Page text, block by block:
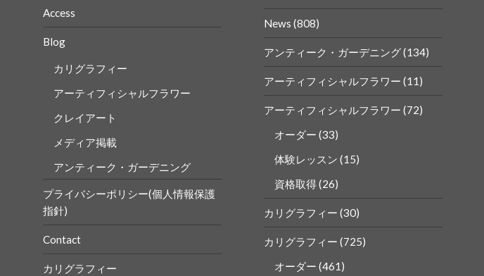
Access
Blog
カリグラフィー
アーティフィシャルフラワー
クレイアート
メディア掲載
アンティーク・ガーデニング
プライバシーポリシー(個人情報保護
指針)
Contact
カリグラフィー
ー
ル
で
表
示
ー
ル
で
表
示
News (808)
アンティーク・ガーデニング(134)
アーティフィシャルフラワー (11)
アーティフィシャルフラワー (72)
オーダー (33)
体験レッスン (15)
資格取得(26)
カリグラフィー (30)
カリグラフィー (725)
オーダー (461)